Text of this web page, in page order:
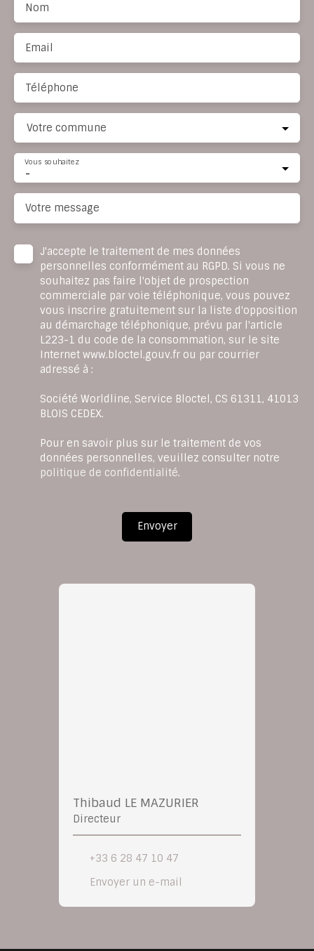
Nom
Email
Téléphone
Votre commune
-
Vous souhaitez
Votre message
J'accepte le traitement de mes données
personnelles conformément au RGPD. Si vous ne
souhaitez pas faire l'objet de prospection
commerciale par voie téléphonique, vous pouvez
vous inscrire gratuitement sur la liste d'opposition
au démarchage téléphonique, prévu par l'article
L223-1 du code de la consommation, sur le site
Internet www.bloctel.gouv.fr ou par courrier
adressé à :
Société Worldline, Service Bloctel, CS 61311, 41013
BLOIS CEDEX.
Pour en savoir plus sur le traitement de vos
données personnelles, veuillez consulter notre
politique de confidentialité.
Envoyer
Thibaud LE MAZURIER
Directeur
+33 6 28 47 10 47
Envoyer un e-mail